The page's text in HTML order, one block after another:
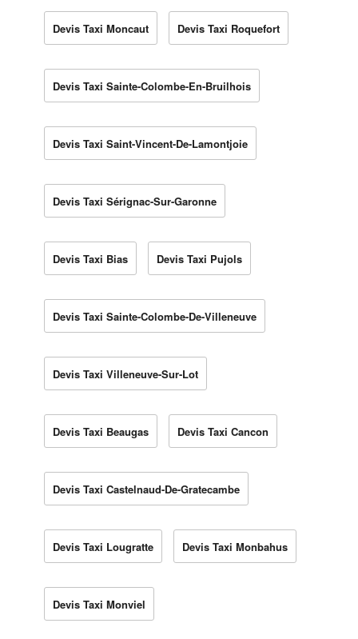
Devis Taxi Moncaut Devis Taxi Roquefort
Devis Taxi Sainte-Colombe-En-Bruilhois
Devis Taxi Saint-Vincent-De-Lamontjoie
Devis Taxi Sérignac-Sur-Garonne
Devis Taxi Bias Devis Taxi Pujols
Devis Taxi Sainte-Colombe-De-Villeneuve
Devis Taxi Villeneuve-Sur-Lot
Devis Taxi Beaugas Devis Taxi Cancon
Devis Taxi Castelnaud-De-Gratecambe
Devis Taxi Lougratte Devis Taxi Monbahus
Devis Taxi Monviel